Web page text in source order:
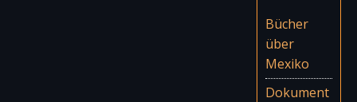
Bücher
über
Mexiko
Dokument